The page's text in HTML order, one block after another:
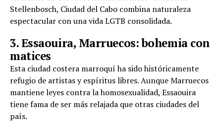
Stellenbosch, Ciudad del Cabo combina naturaleza
espectacular con una vida LGTB consolidada.
3. Essaouira, Marruecos: bohemia con
matices
Esta ciudad costera marroquí ha sido históricamente
refugio de artistas y espíritus libres. Aunque Marruecos
mantiene leyes contra la homosexualidad, Essaouira
tiene fama de ser más relajada que otras ciudades del
país.